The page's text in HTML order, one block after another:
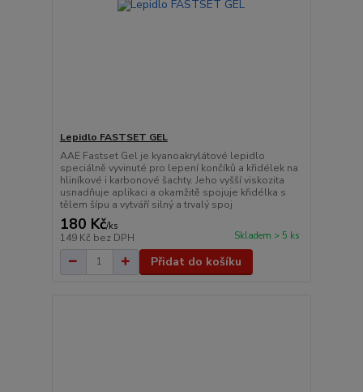
Lepidlo FASTSET GEL
AAE Fastset Gel je kyanoakrylátové lepidlo
speciálně vyvinuté pro lepení končíků a křidélek na
hliníkové i karbonové šachty. Jeho vyšší viskozita
usnadňuje aplikaci a okamžitě spojuje křidélka s
tělem šípu a vytváří silný a trvalý spoj
180 Kč/ks
149 Kč bez DPH Skladem > 5 ks
Přidat do košíku